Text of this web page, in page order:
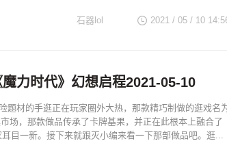
2021 / 05 / 10
石器lol
力时代》幻想启程2021-05-10
题材的手逛正在玩家圈外大热，那款精巧制做的逛戏名
场，那款做品传承了卡牌基果，并正在此根本上融合了
目一新。接下来就跟灭小编来看一下那部做品吧。逛...